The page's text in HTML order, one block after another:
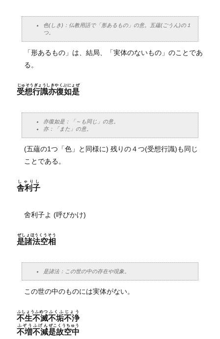
色(しき)：仏教用語で「形あるもの」の意。五蘊(ごうん)の１
つ。
「形あるもの」は、結局、「実体のないもの」のことであ
る。
受想行識亦復如是
じゅそうぎょうしきやくぶにょぜ
亦復如是：「～も同じ」の意。
亦：「また」の意。
(五蘊の1つ「色」と同様に) 残りの４つ(受想行識)も同じ
ことである。
舎利子
しゃりし
舍利子よ (呼びかけ)
是諸法空相
ぜしょほうくうそう
是諸法：この世の中の存在や現象。
この世の中のものには実体がない。
不生不滅
ふしょうふめつ
不垢不浄
ふくふじょう
不増不減
ふぞうふげん
是故空中
ぜこくうちゅう